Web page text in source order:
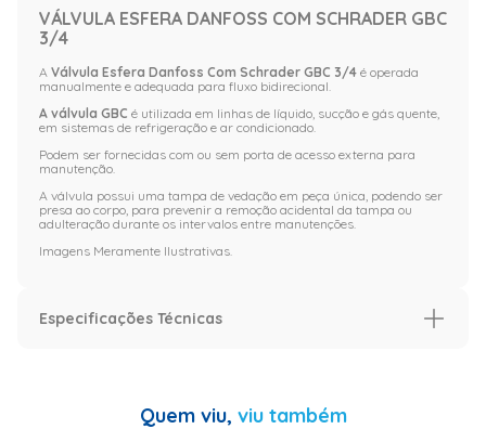
VÁLVULA ESFERA DANFOSS COM SCHRADER GBC
3/4
A Válvula Esfera Danfoss Com Schrader GBC 3/4 é operada
manualmente e adequada para fluxo bidirecional.
A válvula GBC é utilizada em linhas de líquido, sucção e gás quente,
em sistemas de refrigeração e ar condicionado.
Podem ser fornecidas com ou sem porta de acesso externa para
manutenção.
A válvula possui uma tampa de vedação em peça única, podendo ser
presa ao corpo, para prevenir a remoção acidental da tampa ou
adulteração durante os intervalos entre manutenções.
Imagens Meramente Ilustrativas.
Especificações Técnicas
Quem viu, viu também